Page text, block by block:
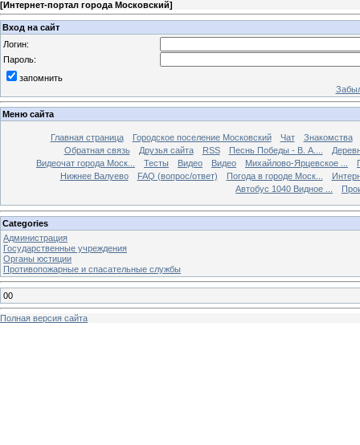
[Интернет-портал города Московский]
Вход на сайт
Логин:
Пароль:
запомнить
Меню сайта
Главная страница Городское поселение Московский Чат
Знакомства
Обратная связь
Друзья сайта RSS Песнь Победы - В. А....
Видеочат города Моск...
Тесты Видео Видео Михайлово-Ярцевское ...
Нижнее Валуево
FAQ (вопрос/ответ) Погода в городе Моск...
Автобус 1040 Видное ...
Categories
Администрация
Государственные учреждения
Органы юстиции
Противопожарные и спасательные службы
00
Полная версия сайта